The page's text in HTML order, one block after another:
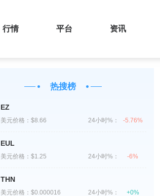
行情 平台 资讯
热搜榜
EZ
美元价格： $8.66 24小时%： -5.76%
EUL
美元价格： $1.25 24小时%： -6%
THN
美元价格： $0.000016 24小时%： +0%